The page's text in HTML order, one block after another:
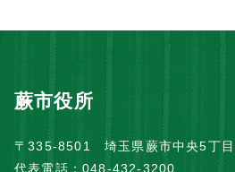
蕨市役所
〒335-8501 埼玉県蕨市中央5丁
代表電話：048-432-3200